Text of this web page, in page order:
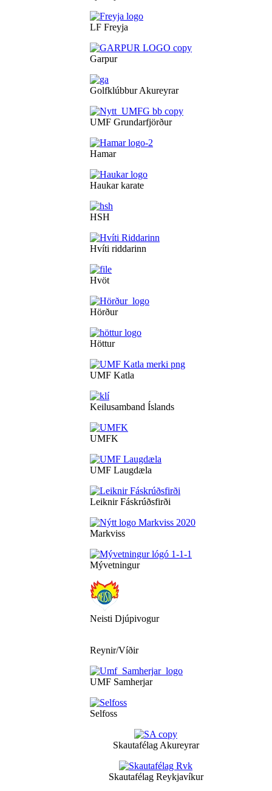
LF Freyja
Garpur
Golfklúbbur Akureyrar
UMF Grundarfjörður
Hamar
Haukar karate
HSH
Hvíti riddarinn
Hvöt
Hörður
Höttur
UMF Katla
Keilusamband Íslands
UMFK
UMF Laugdæla
Leiknir Fáskrúðsfirði
Markviss
Mývetningur
Neisti Djúpivogur
Reynir/Víðir
UMF Samherjar
Selfoss
Skautafélag Akureyrar
Skautafélag Reykjavíkur